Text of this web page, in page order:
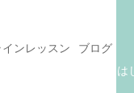
ンレッスン
ブログ
は